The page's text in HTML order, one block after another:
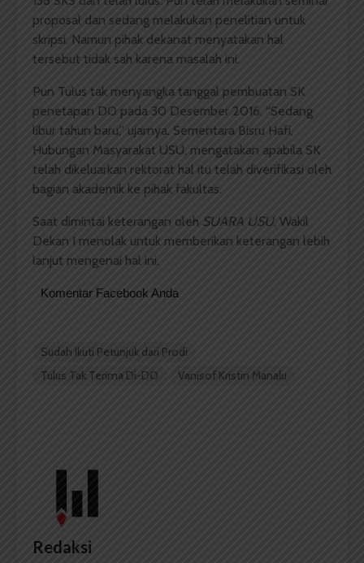
proposal dan sedang melakukan penelitian untuk
skripsi. Namun pihak dekanat menyatakan hal
tersebut tidak sah karena masalah ini.
Pun Tulus tak menyangka tanggal pembuatan SK
penetapan DO pada 30 Desember 2016. “Sedang
libur tahun baru,” ujarnya. Sementara Bisru Hafi,
Hubungan Masyarakat USU, mengatakan apabila SK
telah dikeluarkan rektorat hal itu telah diverifikasi oleh
bagian akademik ke pihak fakultas.
Saat dimintai keterangan oleh SUARA USU, Wakil
Dekan I menolak untuk memberikan keterangan lebih
lanjut mengenai hal ini.
Komentar Facebook Anda
Sudah Ikuti Petunjuk dari Prodi
Tulus Tak Terima Di-DO
Vanisof Kristin Manalu
Redaksi